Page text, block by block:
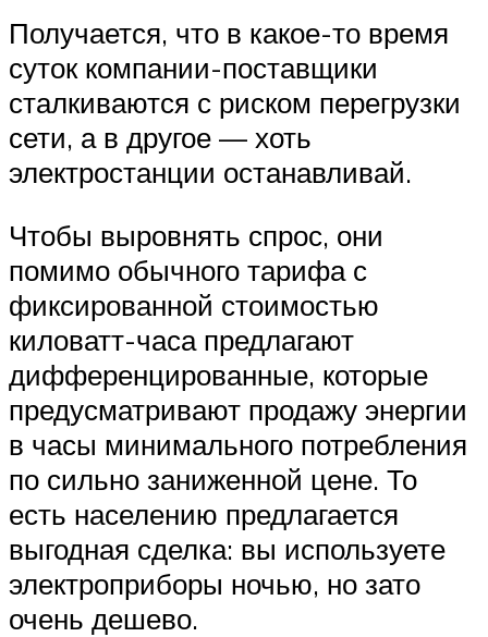
Получается, что в какое-то время
суток компании-поставщики
сталкиваются с риском перегрузки
сети, а в другое — хоть
электростанции останавливай.
Чтобы выровнять спрос, они
помимо обычного тарифа с
фиксированной стоимостью
киловатт-часа предлагают
дифференцированные, которые
предусматривают продажу энергии
в часы минимального потребления
по сильно заниженной цене. То
есть населению предлагается
выгодная сделка: вы используете
электроприборы ночью, но зато
очень дешево.